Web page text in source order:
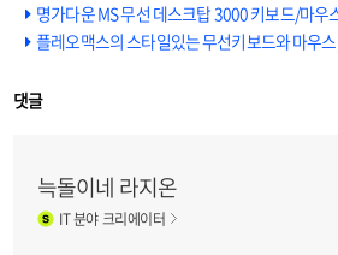
명가다운 MS 무선 데스크탑 3000 키보드/마우
플레오맥스의 스타일있는 무선키보드와 마우
댓글
늑돌이네 라지온
IT분야 크리에이터